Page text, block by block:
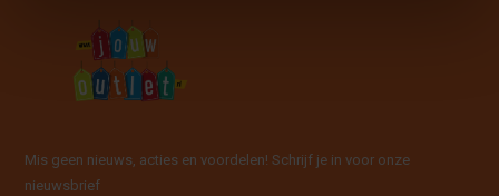
Mis geen nieuws, acties en voordelen! Schrijf je in voor onze
nieuwsbrief